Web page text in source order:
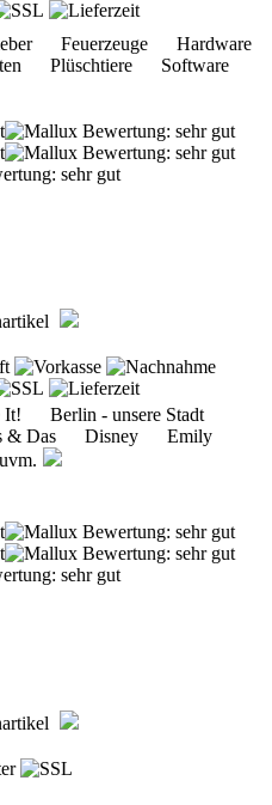
Feuerzeuge Hardware
Plüschtiere Software
Berlin - unsere Stadt
& Das Disney Emily